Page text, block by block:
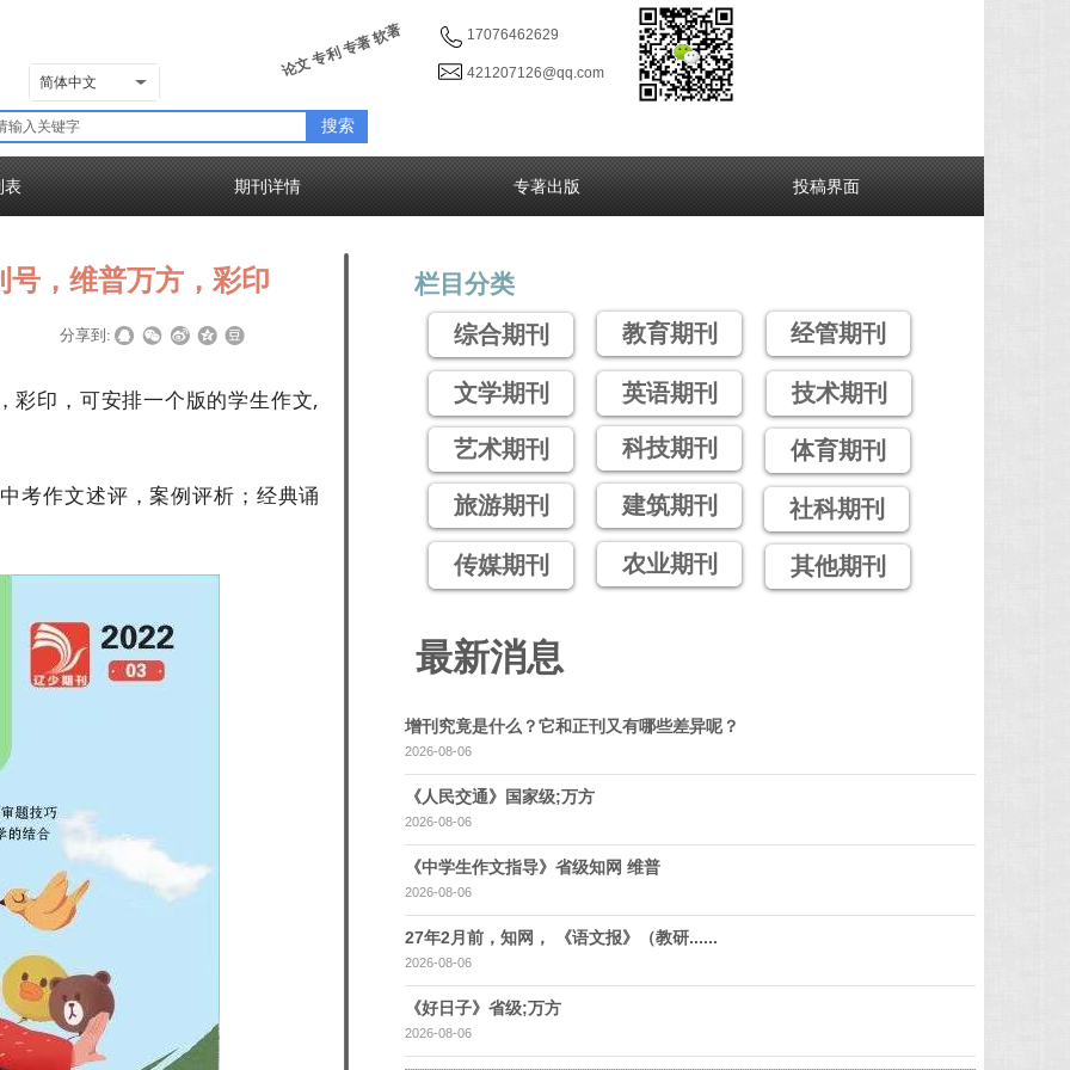
17076462629
421207126@qq.com
简体中文
论文 专利 专著 软著
搜索
表 期刊详情 专著出版 投稿界面
文学期刊
栏目分类
综合期刊
艺术期刊
旅游期刊
传媒期刊
教育期刊
英语期刊
科技期刊
建筑期刊
农业期刊
经管期刊
技术期刊
体育期刊
社科期刊
其他期刊
号，维普万方，彩印
分享到:
彩印，可安排一个版的学生作文,
考作文述评，案例评析；经典诵
最新消息
增刊究竟是什么？它和正刊又有哪些差异呢？
2026-08-06
《人民交通》国家级;万方
2026-08-06
《中学生作文指导》省级知网 维普
2026-08-06
27年2月前，知网， 《语文报》（教研......
2026-08-06
《好日子》省级;万方
2026-08-06